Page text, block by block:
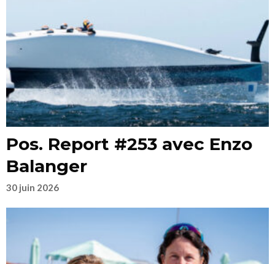
Pos. Report #253 avec Enzo
Balanger
30 juin 2026